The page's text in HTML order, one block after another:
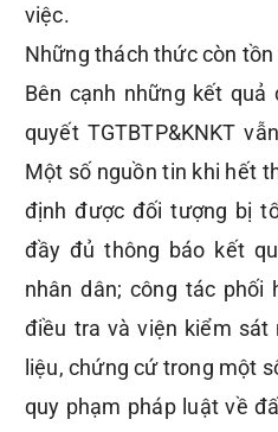
việc.
Những thách thức còn tồn
Bên cạnh những kết
quyết TGTBTP&KNKT
Một số nguồn tin khi hết
định được đối tượng bị
đầy đủ thông báo kết
nhân dân; công tác
điều tra và viện kiểm sát
liệu, chứng cứ trong một
quy phạm pháp luật về